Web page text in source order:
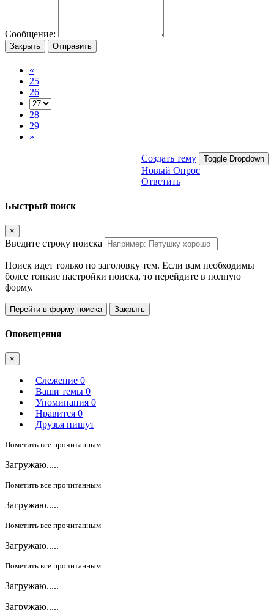
Сообщение:
Закрыть Отправить
«
25
26
28
29
»
Создать тему Toggle Dropdown
Новый Опрос
Ответить
Быстрый поиск
×
Введите строку поиска
Поиск идет только по заголовку тем. Если вам необходимы
более тонкие настройки поиска, то перейдите в полную
форму.
Перейти в форму поиска Закрыть
Оповещения
×
Слежение 0
Ваши темы 0
Упоминания 0
Нравится 0
Друзья пишут
Пометить все прочитанным
Загружаю.....
Пометить все прочитанным
Загружаю.....
Пометить все прочитанным
Загружаю.....
Пометить все прочитанным
Загружаю.....
Загружаю.....